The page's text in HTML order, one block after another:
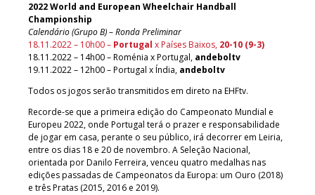
2022 World and European Wheelchair Handball
Championship
Calendário(Grupo B)–Ronda Preliminar
18.11.2022 – 10h00 – Portugal x Países Baixos, 20-10 (9-3)
18.11.2022 – 14h00 – Roménia x Portugal, andeboltv
19.11.2022 – 12h00 – Portugal x Índia, andeboltv
Todos os jogos serão transmitidos em direto na EHFtv.
Recorde-se que a primeira edição do Campeonato Mundial e
Europeu 2022, onde Portugal terá o prazer e responsabilidade
de jogar em casa, perante o seu público, irá decorrer em Leiria,
entre os dias 18 e 20 de novembro. A Seleção Nacional,
orientada por Danilo Ferreira, venceu quatro medalhas nas
edições passadas de Campeonatos da Europa: um Ouro (2018)
e três Pratas (2015, 2016 e 2019).